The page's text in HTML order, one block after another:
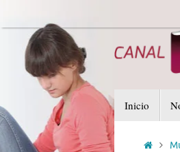
al
contenido
al
contenido
Inicio
Inicio